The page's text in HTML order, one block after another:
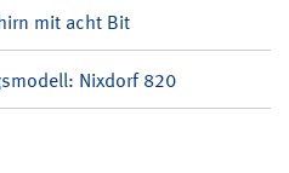
mit acht Bit
Nixdorf 820